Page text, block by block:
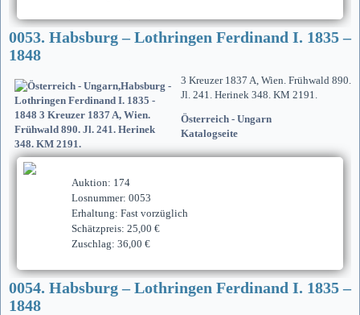
0053. Habsburg – Lothringen Ferdinand I. 1835 –
1848
3 Kreuzer 1837 A, Wien. Frühwald 890.
Jl. 241. Herinek 348. KM 2191.
Österreich - Ungarn
Katalogseite
Auktion: 174
Losnummer: 0053
Erhaltung: Fast vorzüglich
Schätzpreis: 25,00 €
Zuschlag: 36,00 €
0054. Habsburg – Lothringen Ferdinand I. 1835 –
1848